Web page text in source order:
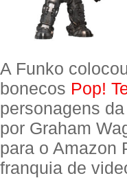
A Funko
bonecos Pop!
personagens
por Graham
para o Amazon
franquia de